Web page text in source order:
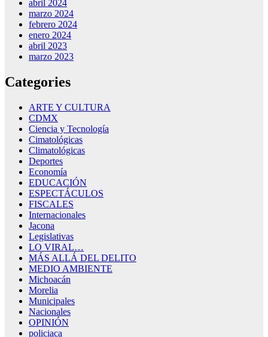
abril 2024
marzo 2024
febrero 2024
enero 2024
abril 2023
marzo 2023
Categories
ARTE Y CULTURA
CDMX
Ciencia y Tecnología
Cimatológicas
Climatológicas
Deportes
Economía
EDUCACIÓN
ESPECTÁCULOS
FISCALES
Internacionales
Jacona
Legislativas
LO VIRAL…
MÁS ALLÁ DEL DELITO
MEDIO AMBIENTE
Michoacán
Morelia
Municipales
Nacionales
OPINIÓN
policiaca